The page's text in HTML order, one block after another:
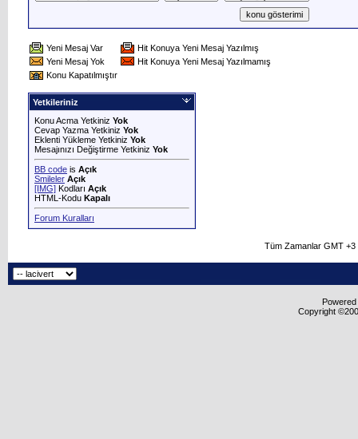
Yeni Mesaj Var
Hit Konuya Yeni Mesaj Yazılmış
Yeni Mesaj Yok
Hit Konuya Yeni Mesaj Yazılmamış
Konu Kapatılmıştır
Yetkileriniz
Konu Acma Yetkiniz Yok
Cevap Yazma Yetkiniz Yok
Eklenti Yükleme Yetkiniz Yok
Mesajınızı Değiştirme Yetkiniz Yok
BB code is Açık
Smileler Açık
[IMG] Kodları Açık
HTML-Kodu Kapalı
Forum Kuralları
Tüm Zamanlar GMT
Copyright